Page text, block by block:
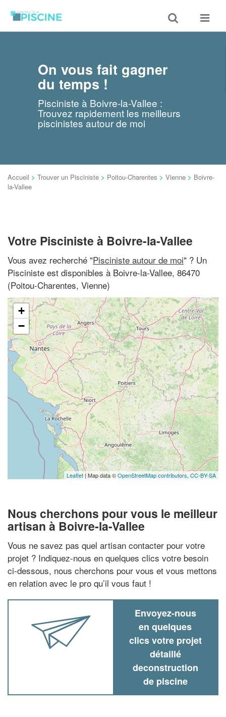
Toggle
search
Toggle
On vous fait gagner
du temps !
Pisciniste à Boivre-la-Vallee :
Trouvez rapidement les meilleurs
piscinistes autour de moi
Accueil > Trouver un Pisciniste > Poitou-Charentes > Vienne > Boivre-
la-Vallee
Votre Pisciniste à Boivre-la-Vallee
Vous avez recherché "Pisciniste autour de moi" ? Un
Pisciniste est disponibles à Boivre-la-Vallee, 86470
(Poitou-Charentes, Vienne)
+
−
Leaflet | Map data ©OpenStreetMap contributors, CC-BY-SA
Nous cherchons pour vous le meilleur
artisan à Boivre-la-Vallee
Vous ne savez pas quel artisan contacter pour votre
projet ? Indiquez-nous en quelques clics votre besoin
ci-dessous, nous cherchons pour vous et vous mettons
en relation avec le pro qu’il vous faut !
Envoyez-nous
en quelques
clics votre projet
détaillé
deconstruction
de piscine